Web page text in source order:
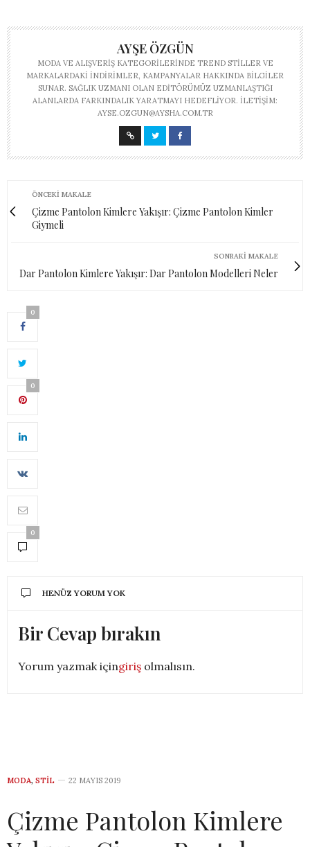
AYŞE ÖZGÜN
MODA VE ALIŞVERIŞ KATEGORILERINDE TREND STILLER VE
MARKALARDAKI INDIRIMLER, KAMPANYALAR HAKKINDA BILGILER
SUNAR. SAĞLIK UZMANI OLAN EDITÖRÜMÜZ UZMANLAŞTIĞI
ALANLARDA FARKINDALIK YARATMAYI HEDEFLIYOR. İLETIŞIM:
AYSE.OZGUN@AYSHA.COM.TR
ÖNCEKI MAKALE
Çizme Pantolon Kimlere Yakışır: Çizme Pantolon Kimler
Giymeli
SONRAKI MAKALE
Dar Pantolon Kimlere Yakışır: Dar Pantolon Modelleri Neler
0
0
0
HENÜZ YORUM YOK
Bir Cevap bırakın
Yorum yazmak içingiriş olmalısın.
MODA, STIL 22 MAYIS 2019
Çizme Pantolon Kimlere